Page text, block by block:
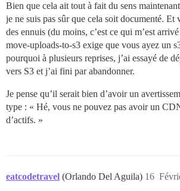
Bien que cela ait tout à fait du sens
je ne suis pas sûr que cela soit documenté. Et
des ennuis (du moins, c’est ce qui m’est
move-uploads-to-s3 exige que vous ayez un
pourquoi à plusieurs reprises, j’ai essayé de
vers S3 et j’ai fini par abandonner.
Je pense qu’il serait bien d’avoir un
type : « Hé, vous ne pouvez pas avoir un
d’actifs. »
eatcodetravel (Orlando Del Aguila) 16